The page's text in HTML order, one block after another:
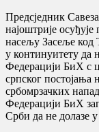
Предсједник
најоштрије
насељу Засеље код
у континуитету да
Федерацији БиХ с
српског
србомрзачких
Федерацији БиХ
Срби да не долазе у